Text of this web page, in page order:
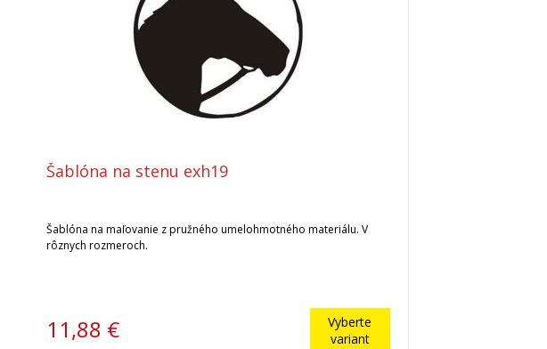
Šablóna na stenu exh19
Šablóna na maľovanie z pružného umelohmotného materiálu. V
rôznych rozmeroch.
11,88 €
Vyberte
variant